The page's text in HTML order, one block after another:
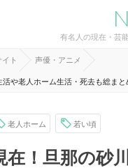
有名人の現在・芸
ト 声優・アニメ
や老人ホーム生活・死去も総まと
老人ホーム 若い頃
在！旦那の砂